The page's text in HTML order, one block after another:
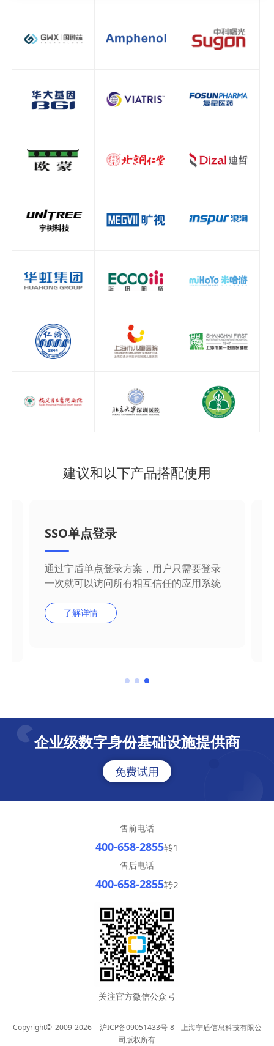
建议和以下产品搭配使用
SSO单点登录
通过宁盾单点登录方案，用户只需要登录
一次就可以访问所有相互信任的应用系统
了解详情
企业级数字身份基础设施提供商
免费试用
售前电话
400-658-2855转1
售后电话
400-658-2855转2
关注官方微信公众号
Copyright© 2009-2026 沪ICP备09051433号-8
上海宁盾信息科技有限公
司版权所有